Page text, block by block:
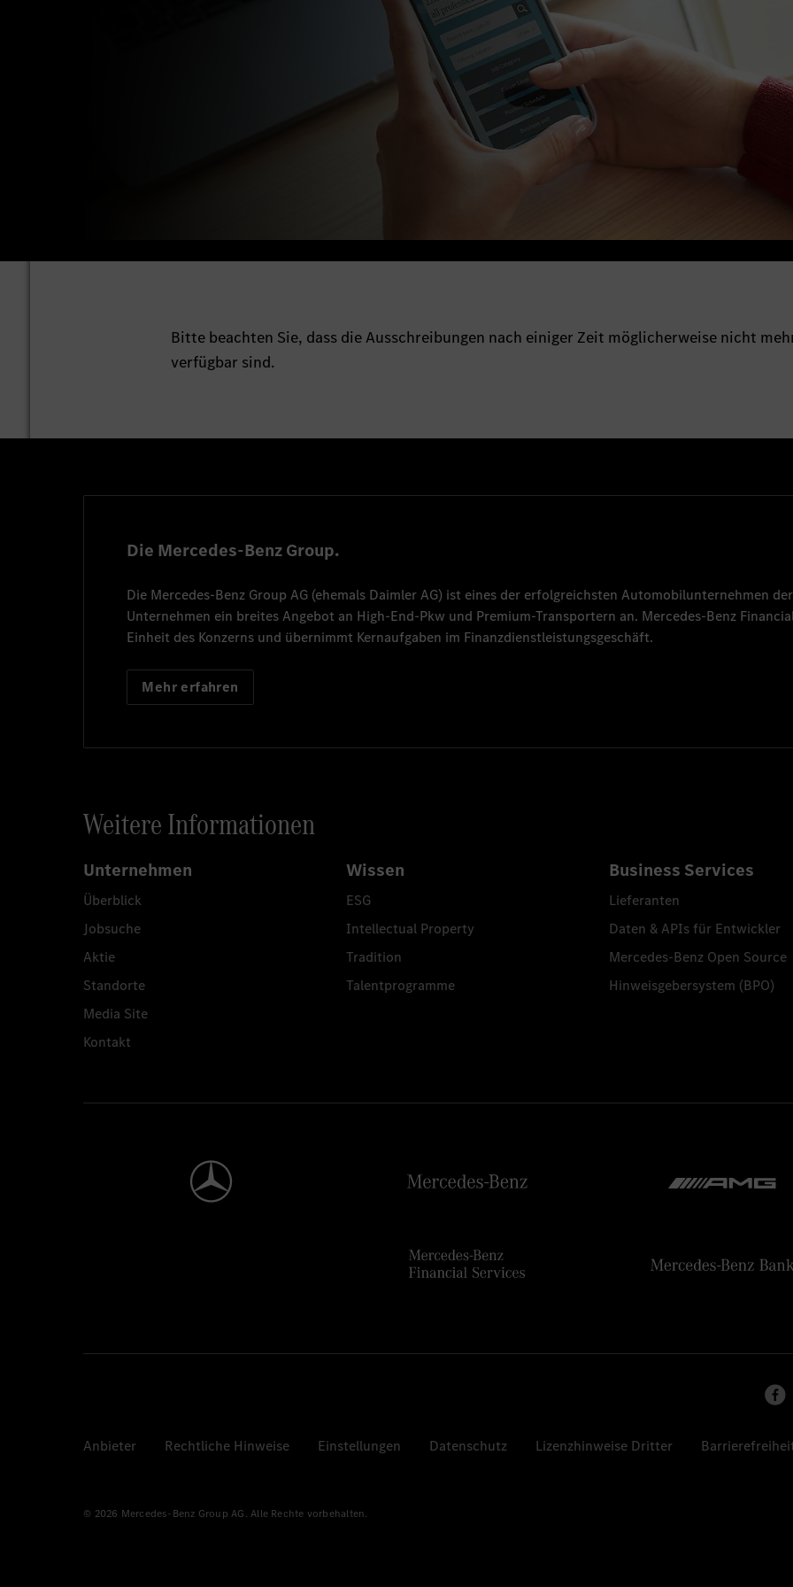
Bitte beachten Sie, dass die Ausschreibungen nach einiger Zeit möglicherweise nicht
verfügbar sind.
Die Mercedes-Benz Group.
Die Mercedes-Benz Group AG (ehemals Daimler AG) ist eines der erfolgreichsten Automobilunternehmen
Unternehmen ein breites Angebot an High-End-Pkw und Premium-Transportern an. Mercedes-Benz
Einheit des Konzerns und übernimmt Kernaufgaben im Finanzdienstleistungsgeschäft.
Mehr erfahren
Weitere Informationen
Unternehmen
Überblick
Jobsuche
Aktie
Standorte
Media Site
Kontakt
Wissen
ESG
Intellectual Property
Tradition
Talentprogramme
Business Services
Lieferanten
Daten & APIs für Entwickler
Mercedes-Benz Open Source
Hinweisgebersystem (BPO)
Anbieter Rechtliche Hinweise Einstellungen Datenschutz Lizenzhinweise Dritter
© 2026 Mercedes-Benz Group AG. Alle Rechte vorbehalten.